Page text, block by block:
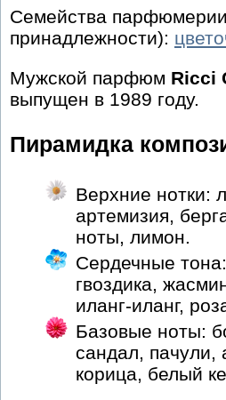
Семейства
принадлежности):
Мужской парфюм Ricci
выпущен в 1989 году.
Пирамидка
Верхние нотки:
артемизия,
ноты, лимон.
Сердечные
гвоздика,
иланг-иланг,
Базовые ноты:
сандал, пачули,
корица, белый